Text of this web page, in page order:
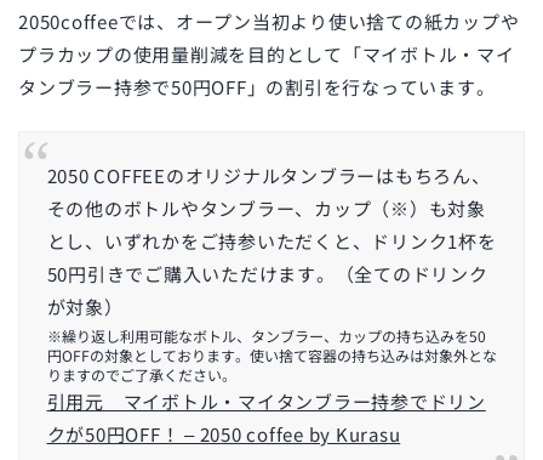
2050coffeeでは、オープン当初より使い捨ての紙カップや
プラカップの使用量削減を目的として「マイボトル・マイ
タンブラー持参で50円OFF」の割引を行なっています。
2050 COFFEEのオリジナルタンブラーはもちろん、
その他のボトルやタンブラー、カップ（※）も対象
とし、いずれかをご持参いただくと、ドリンク1杯を
50円引きでご購入いただけます。（全てのドリンク
が対象）
※繰り返し利用可能なボトル、タンブラー、カップの持ち込みを50
円OFFの対象としております。使い捨て容器の持ち込みは対象外とな
りますのでご了承ください。
引用元 マイボトル・マイタンブラー持参でドリン
クが50円OFF！ – 2050 coffee by Kurasu